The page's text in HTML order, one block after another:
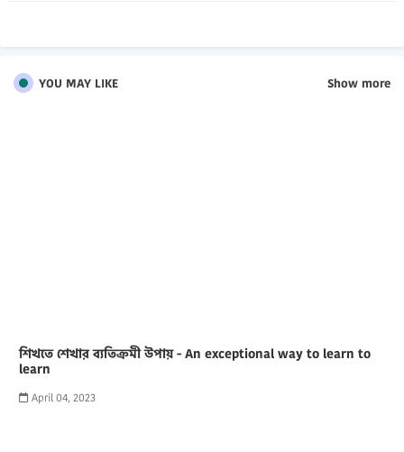
YOU MAY LIKE Show more
শিখতে শেখার ব্যতিক্রমী উপায় - An exceptional way to learn to
learn
April 04, 2023